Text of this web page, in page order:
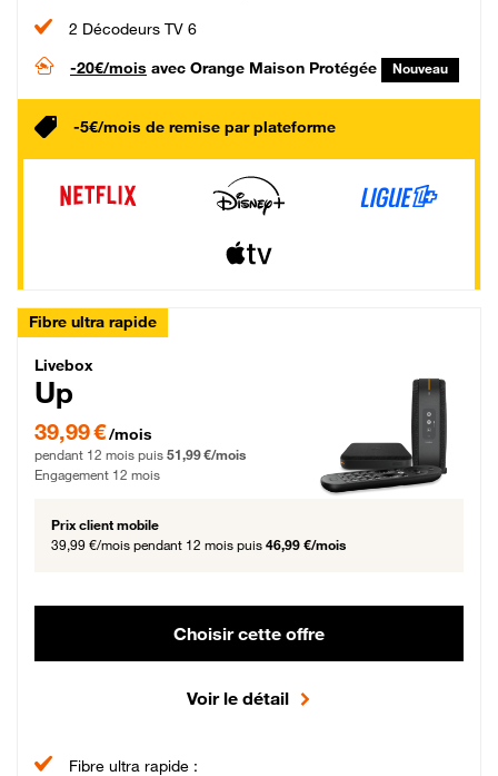
2 Décodeurs TV 6
-20€/mois avec Orange Maison Protégée Nouveau
-5€/mois de remise par plateforme
Fibre ultra rapide
Livebox Up Fibre
Livebox
Up
39,99 € par mois pendant 12 mois puis 51,99 € par mois, Engagement 12 mois
39,99 €/mois
pendant 12 mois puis 51,99 €/mois
Engagement 12 mois
Prix client mobile
39,99 €/mois pendant 12 mois puis 46,99 €/mois
Choisir cette offre
Voir le détail
Fibre ultra rapide :